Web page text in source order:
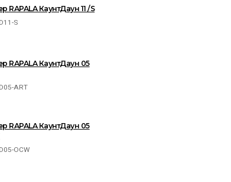
RAPALA КаунтДаун 11 /S
S
RAPALA КаунтДаун 05
ART
RAPALA КаунтДаун 05
OCW